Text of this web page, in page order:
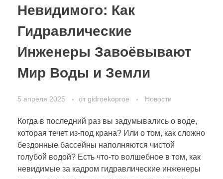
Невидимого: Как
Гидравлические
Инженеры Завоёвывают
Мир Воды и Земли
5 апреля 2025 от gidroekoproe Новости
Когда в последний раз вы задумывались о воде,
которая течет из-под крана? Или о том, как сложно
бездонные бассейны наполняются чистой
голубой водой? Есть что-то волшебное в том, как
невидимые за кадром гидравлические инженеры